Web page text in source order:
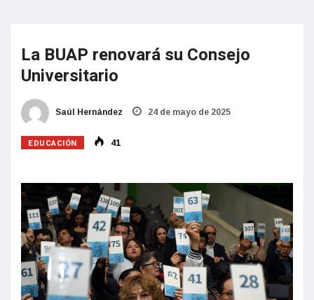
La BUAP renovará su Consejo
Universitario
Saúl Hernández 24 de mayo de 2025
EDUCACIÓN 41